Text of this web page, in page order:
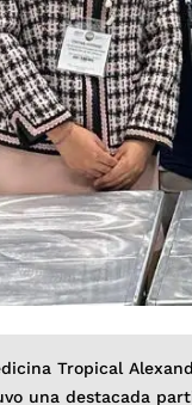
Tropical
una destacada